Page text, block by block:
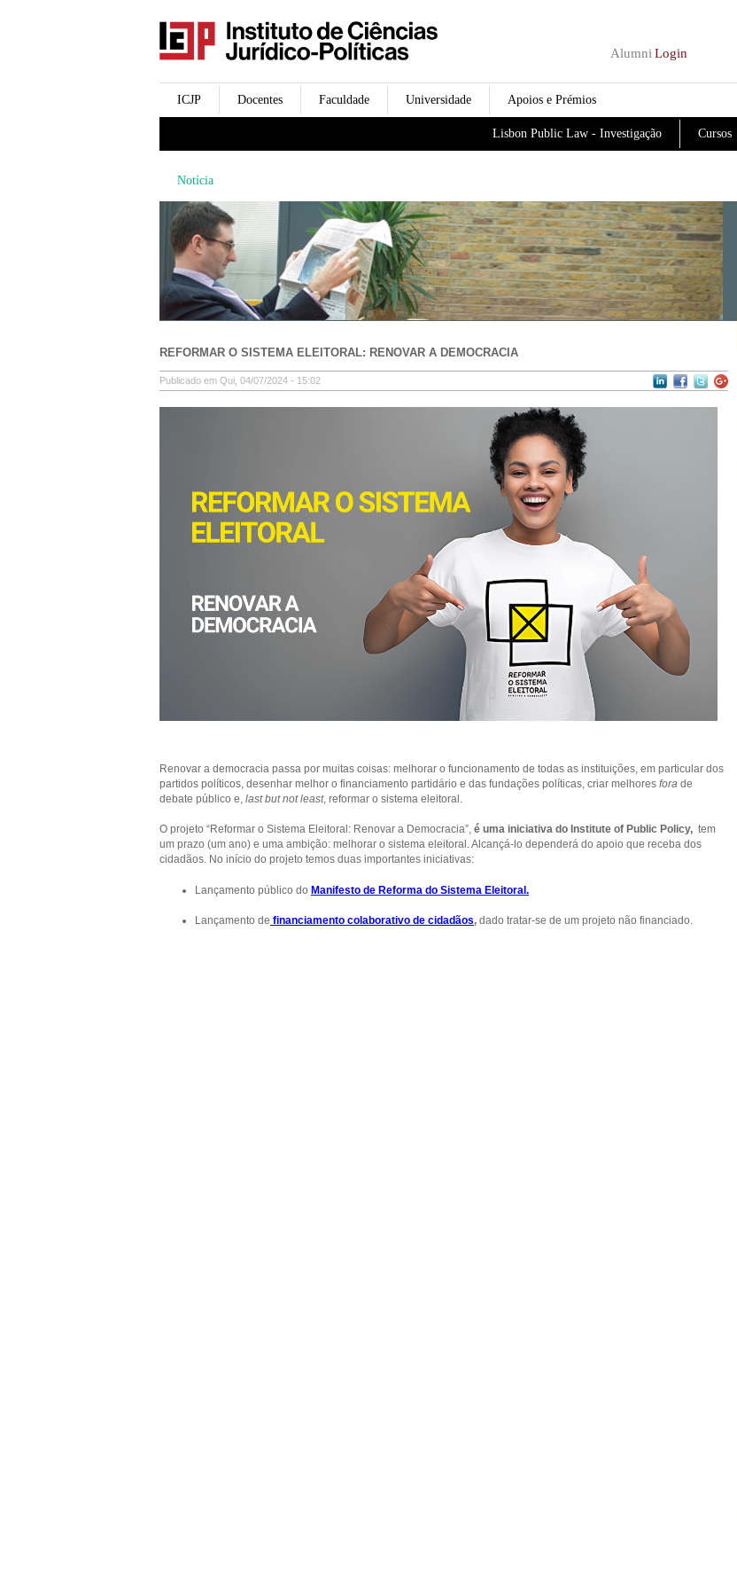
icjp
Alumni Login
menu-institucional Apoios e Prémios
Universidade
Faculdade
Docentes
ICJP
Cursos
Lisbon Public Law - Investigação
Notícia
REFORMAR O SISTEMA ELEITORAL: RENOVAR A DEMOCRACIA
Publicado em Qui, 04/07/2024 - 15:02
Renovar a democracia passa por muitas coisas: melhorar o funcionamento de todas as instituições, em particular dos
partidos políticos, desenhar melhor o financiamento partidário e das fundações políticas, criar melhores fora de
debate público e, last but not least, reformar o sistema eleitoral.
O projeto “Reformar o Sistema Eleitoral: Renovar a Democracia”, é uma iniciativa do Institute of Public Policy, tem
um prazo (um ano) e uma ambição: melhorar o sistema eleitoral. Alcançá-lo dependerá do apoio que receba dos
cidadãos. No início do projeto temos duas importantes iniciativas:
Lançamento público do Manifesto de Reforma do Sistema Eleitoral.
Lançamento de financiamento colaborativo de cidadãos, dado tratar-se de um projeto não financiado.